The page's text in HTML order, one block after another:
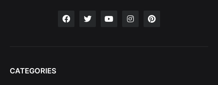
CATEGORIES